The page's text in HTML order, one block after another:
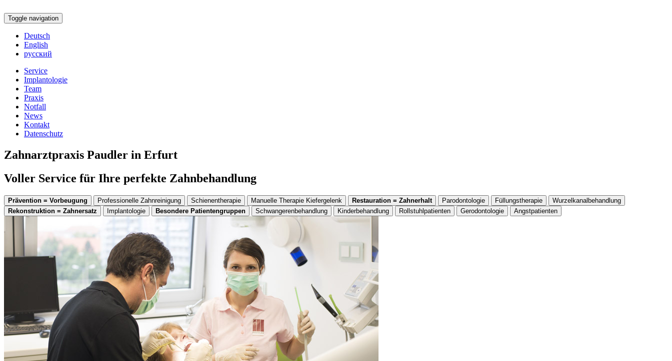
Toggle navigation
Deutsch
English
русский
Service
Implantologie
Team
Praxis
Notfall
News
Kontakt
Datenschutz
Zahnarztpraxis Paudler in Erfurt
Voller Service für Ihre perfekte Zahnbehandlung
Prävention = Vorbeugung Professionelle Zahnreinigung Schienentherapie Manuelle Therapie Kiefergelenk Restauration = Zahnerhalt Parodontologie Füllungstherapie
Wurzelkanalbehandlung
Rekonstruktion = Zahnersatz
Implantologie Besondere Patientengruppen Schwangerenbehandlung Kinderbehandlung Rollstuhlpatienten Gerodontologie Angstpatienten